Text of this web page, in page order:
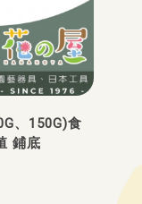
、150G)食
鋪底